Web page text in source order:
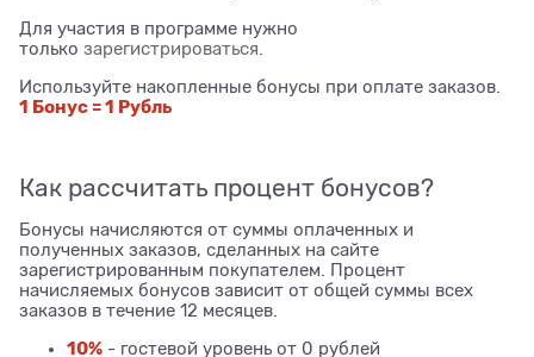
Для участия в программе нужно
только зарегистрироваться.
Используйте накопленные бонусы при оплате заказов.
1 Бонус = 1 Рубль
Как рассчитать процент бонусов?
Бонусы начисляются от суммы оплаченных и
полученных заказов, сделанных на сайте
зарегистрированным покупателем. Процент
начисляемых бонусов зависит от общей суммы всех
заказов в течение 12 месяцев.
10% - гостевой уровень от 0 рублей